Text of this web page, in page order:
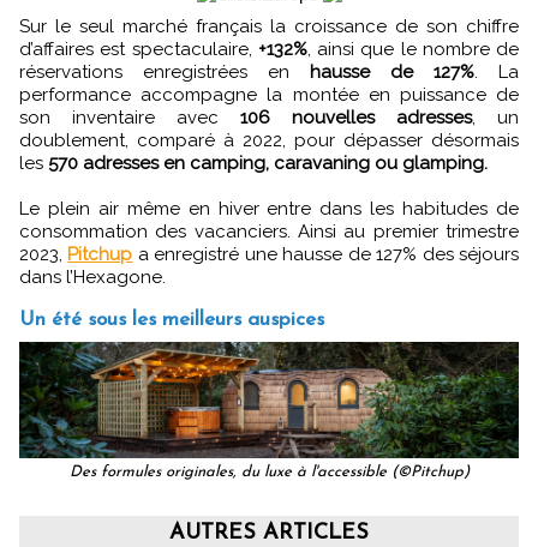
Sur le seul marché français la croissance de son chiffre
d’affaires est spectaculaire, +132%, ainsi que le nombre de
réservations enregistrées en hausse de 127%. La
performance accompagne la montée en puissance de
son inventaire avec 106 nouvelles adresses, un
doublement, comparé à 2022, pour dépasser désormais
les 570 adresses en camping, caravaning ou glamping.
Le plein air même en hiver entre dans les habitudes de
consommation des vacanciers. Ainsi au premier trimestre
2023, Pitchup a enregistré une hausse de 127% des séjours
dans l’Hexagone.
Un été sous les meilleurs auspices
Des formules originales, du luxe à l'accessible (©Pitchup)
AUTRES ARTICLES